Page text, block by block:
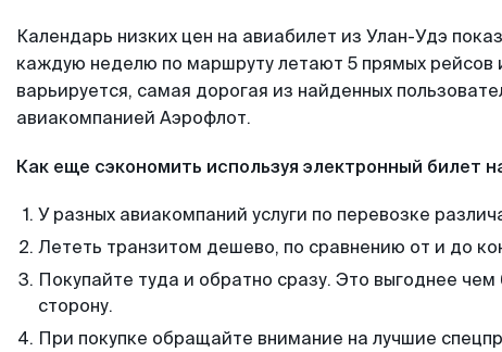
Календарь низких цен на авиабилет из Улан-Удэ
каждую неделю по маршруту летают 5 прямых рейсов
варьируется, самая дорогая из найденных
авиакомпанией Аэрофлот.
Как еще сэкономить используя электронный билет
У разных авиакомпаний услуги по перевозке
Лететь транзитом дешево, по сравнению от и до
Покупайте туда и обратно сразу. Это выгоднее
сторону.
При покупке обращайте внимание на лучшие